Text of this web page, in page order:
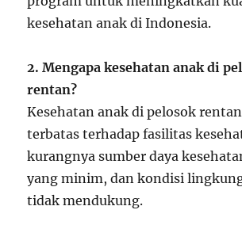
kesehatan anak di Indonesia.
2. Mengapa kesehatan anak di
rentan?
Kesehatan anak di pelosok
terbatas terhadap fasilitas
kurangnya sumber daya
yang minim, dan kondisi
tidak mendukung.